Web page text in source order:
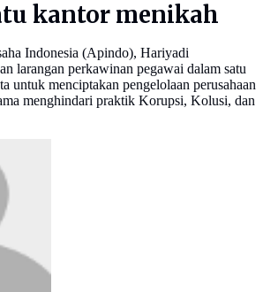
kantor menikah
Indonesia (Apindo), Hariyadi
larangan perkawinan pegawai dalam satu
untuk menciptakan pengelolaan perusahaan
menghindari praktik Korupsi, Kolusi, dan